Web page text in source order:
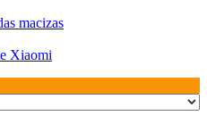
macizas
Xiaomi